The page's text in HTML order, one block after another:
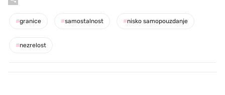
#granice #samostalnost #nisko samopouzdanje
#nezrelost